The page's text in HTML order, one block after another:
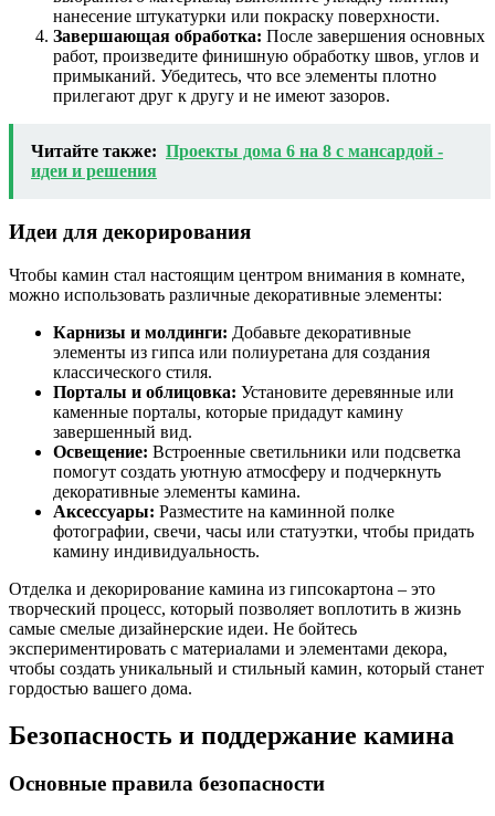
нанесение штукатурки или покраску поверхности.
Завершающая обработка: После завершения основных
работ, произведите финишную обработку швов, углов и
примыканий. Убедитесь, что все элементы плотно
прилегают друг к другу и не имеют зазоров.
Читайте также: Проекты дома 6 на 8 с мансардой -
идеи и решения
Идеи для декорирования
Чтобы камин стал настоящим центром внимания в комнате,
можно использовать различные декоративные элементы:
Карнизы и молдинги: Добавьте декоративные
элементы из гипса или полиуретана для создания
классического стиля.
Порталы и облицовка: Установите деревянные или
каменные порталы, которые придадут камину
завершенный вид.
Освещение: Встроенные светильники или подсветка
помогут создать уютную атмосферу и подчеркнуть
декоративные элементы камина.
Аксессуары: Разместите на каминной полке
фотографии, свечи, часы или статуэтки, чтобы придать
камину индивидуальность.
Отделка и декорирование камина из гипсокартона – это
творческий процесс, который позволяет воплотить в жизнь
самые смелые дизайнерские идеи. Не бойтесь
экспериментировать с материалами и элементами декора,
чтобы создать уникальный и стильный камин, который станет
гордостью вашего дома.
Безопасность и поддержание камина
Основные правила безопасности